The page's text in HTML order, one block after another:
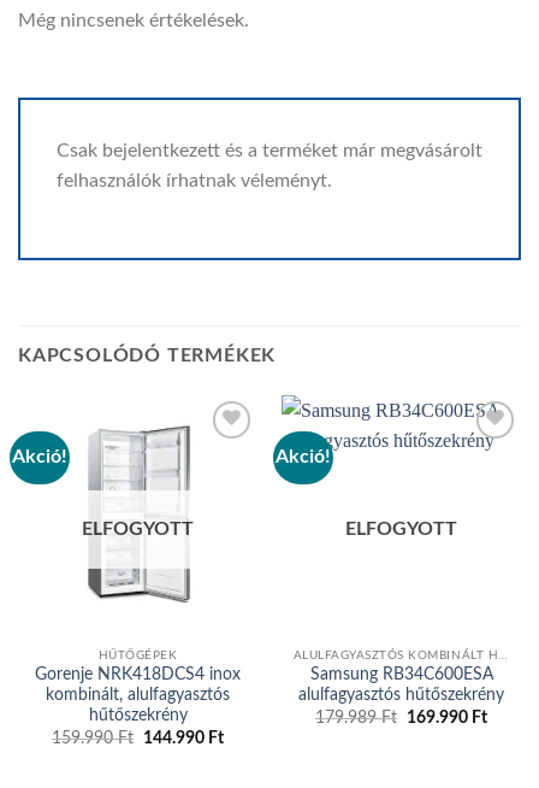
Még nincsenek értékelések.
Csak bejelentkezett és a terméket már megvásárolt
felhasználók írhatnak véleményt.
KAPCSOLÓDÓ TERMÉKEK
Akció!
ELFOGYOTT
HŰTŐGÉPEK
Gorenje NRK418DCS4 inox
kombinált, alulfagyasztós
hűtőszekrény
159.990Ft
Original
144.990 Ft
Akció!
ELFOGYOTT
Samsung RB34C600ESA
alulfagyasztós hűtőszekrény
179.989Ft
Original
169.990 Ft